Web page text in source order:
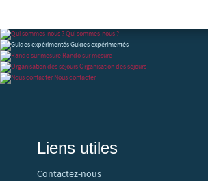
Qui sommes-nous ?
Guides expérimentés
Rando sur mesure
Organisation des séjours
Nous contacter
Liens utiles
Contactez-nous